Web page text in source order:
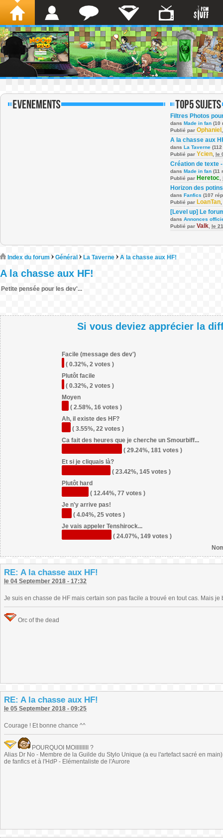
Filtres Photos
dans Made in fan (10
Publié par Ophaniel
A la chasse aux
dans La Taverne
Publié par Ycien le
Création de texte
dans Made in fan (11
Publié par Heretoc
Horizon des potins
dans Fanfics (107
Publié par LoanTan
[Level up] Le
dans Annonces
Publié par Valk le
Index du forum Général La Taverne A la chasse aux HF!
A la chasse aux HF!
Petite pensée pour les dev'...
Si vous deviez apprécier la
Facile (message des dev')
( 0.32%, 2 votes )
Plutôt facile
( 0.32%, 2 votes )
Moyen
( 2.58%, 16 votes )
Ah, il existe des HF?
( 3.55%, 22 votes )
Ca fait des heures que je cherche un Smourbiff...
( 29.24%, 181 votes )
Et si je cliquais là?
( 23.42%, 145 votes )
Plutôt hard
( 12.44%, 77 votes )
Je n'y arrive pas!
( 4.04%, 25 votes )
Je vais appeler Tenshirock...
( 24.07%, 149 votes )
RE: A la chasse aux HF!
le 04 September 2018 - 17:32
Je suis en chasse de HF mais certain son pas facile a trouvé en tout cas. Mais je
Orc of the dead
RE: A la chasse aux HF!
le 05 September 2018 - 09:25
Courage ! Et bonne chance ^^
POURQUOI MOIIIIIIIII ?
Alias Dr No - Membre de la Guilde du Stylo Unique (a eu l'artefact sacré en
de fanfics et à l'HdP - Elémentaliste de l'Aurore